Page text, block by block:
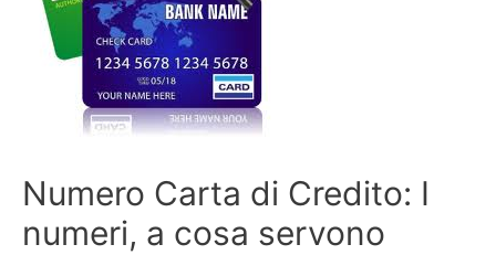
Numero Carta di Credito: I
numeri, a cosa servono